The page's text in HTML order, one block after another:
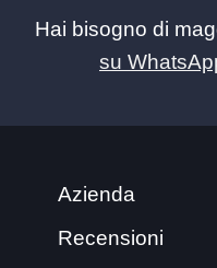
Hai bisogno di
su
Azienda
Recensioni